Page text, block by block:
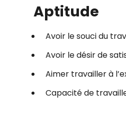
Aptitude
Avoir le souci du
Avoir le désir de
Aimer travailler à
Capacité de